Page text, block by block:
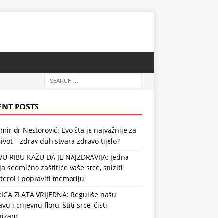
POSTS
dr Nestorović: Evo šta je najvažnije za
– zdrav duh stvara zdravo tijelo?
RIBU KAŽU DA JE NAJZDRAVIJA: Jedna
sedmično zaštitiće vaše srce, sniziti
i popraviti memoriju
ZLATA VRIJEDNA: Reguliše našu
i crijevnu floru, štiti srce, čisti